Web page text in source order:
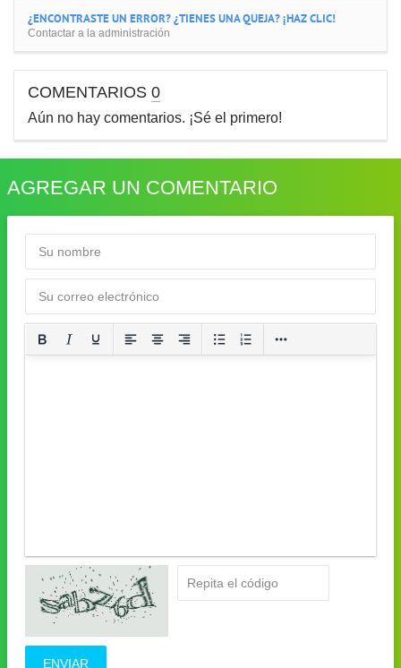
¿ENCONTRASTE UN ERROR? ¿TIENES UNA QUEJA? ¡HAZ CLIC!
Contactar a la administración
COMENTARIOS 0
Aún no hay comentarios. ¡Sé el primero!
AGREGAR UN COMENTARIO
ENVIAR